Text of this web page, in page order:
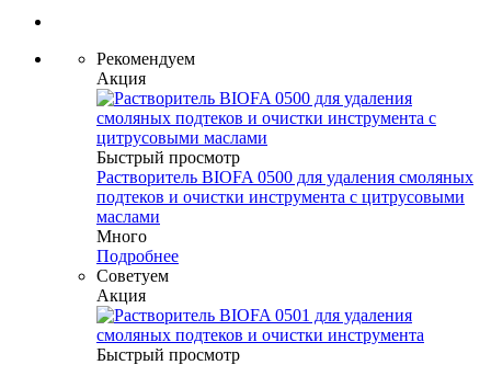
Рекомендуем
Акция
Быстрый просмотр
Растворитель BIOFA 0500 для удаления смоляных
подтеков и очистки инструмента с цитрусовыми
маслами
Много
Подробнее
Советуем
Акция
Быстрый просмотр